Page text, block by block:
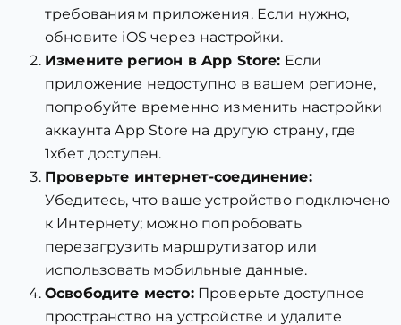
требованиям приложения. Если нужно,
обновите iOS через настройки.
Измените регион в App Store: Если
приложение недоступно в вашем регионе,
попробуйте временно изменить настройки
аккаунта App Store на другую страну, где
1хбет доступен.
Проверьте интернет-соединение:
Убедитесь, что ваше устройство подключено
к Интернету; можно попробовать
перезагрузить маршрутизатор или
использовать мобильные данные.
Освободите место:Проверьте доступное
пространство на устройстве и удалите